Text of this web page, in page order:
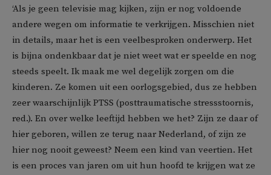
‘Als je geen televisie mag kijken, zijn er nog voldoende
andere wegen om informatie te verkrijgen. Misschien niet
in details, maar het is een veelbesproken onderwerp. Het
is bijna ondenkbaar dat je niet weet wat er speelde en nog
steeds speelt. Ik maak me wel degelijk zorgen om die
kinderen. Ze komen uit een oorlogsgebied, dus ze hebben
zeer waarschijnlijk PTSS (posttraumatische stressstoornis,
red.). En over welke leeftijd hebben we het? Zijn ze daar of
hier geboren, willen ze terug naar Nederland, of zijn ze
hier nog nooit geweest? Neem een kind van veertien. Het
is een proces van jaren om uit hun hoofd te krijgen wat ze